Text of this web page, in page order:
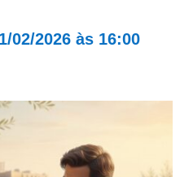
02/2026 às 16:00